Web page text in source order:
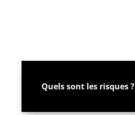
Quels sont les risques ?